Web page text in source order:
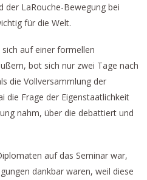
der LaRouche-Bewegung bei
für die Welt.
auf einer formellen
bot sich nur zwei Tage nach
die Vollversammlung der
die Frage der Eigenstaatlichkeit
nahm, über die debattiert und
auf das Seminar war,
dankbar waren, weil diese